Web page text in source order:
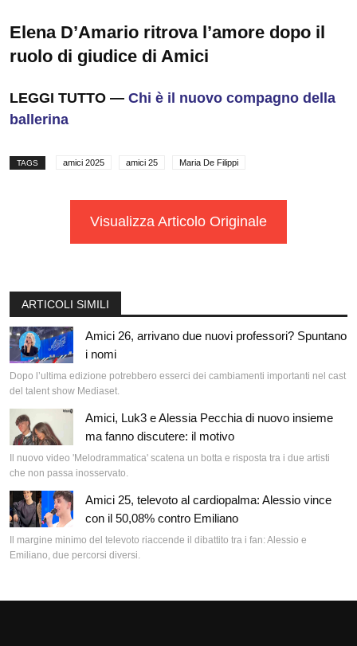
Elena D’Amario ritrova l’amore dopo il
ruolo di giudice di Amici
LEGGI TUTTO — Chi è il nuovo compagno della
ballerina
TAGS amici 2025 amici 25 Maria De Filippi
Visualizza Articolo Originale
ARTICOLI SIMILI
Amici 26, arrivano due nuovi professori? Spuntano
i nomi
Dopo l’ultima edizione potrebbero esserci dei cambiamenti importanti nel cast
del talent show Mediaset.
Amici, Luk3 e Alessia Pecchia di nuovo insieme
ma fanno discutere: il motivo
Il nuovo video 'Melodrammatica' scatena un botta e risposta tra i due artisti
che non passa inosservato.
Amici 25, televoto al cardiopalma: Alessio vince
con il 50,08% contro Emiliano
Il margine minimo del televoto riaccende il dibattito tra i fan: Alessio e
Emiliano, due percorsi diversi.